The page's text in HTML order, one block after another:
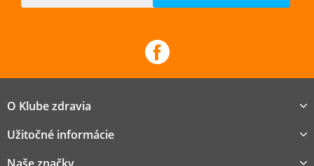
O Klube zdravia
Užitočné informácie